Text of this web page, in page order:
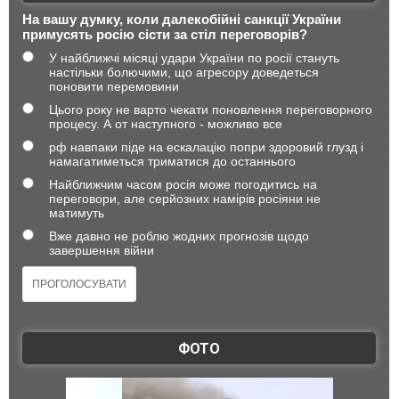
На вашу думку, коли далекобійні санкції України
примусять росію сісти за стіл переговорів?
У найближчі місяці удари України по росії стануть
настільки болючими, що агресору доведеться
поновити перемовини
Цього року не варто чекати поновлення переговорного
процесу. А от наступного - можливо все
рф навпаки піде на ескалацію попри здоровий глузд і
намагатиметься триматися до останнього
Найближчим часом росія може погодитись на
переговори, але серйозних намірів росіяни не
матимуть
Вже давно не роблю жодних прогнозів щодо
завершення війни
ФОТО